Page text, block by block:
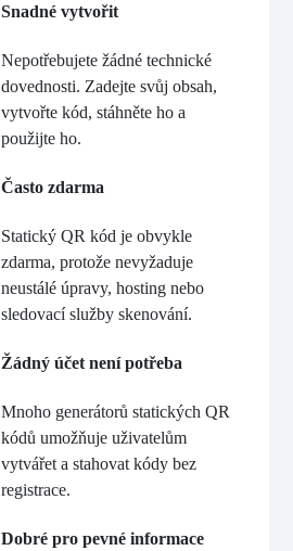
Snadné vytvořit
Nepotřebujete žádné technické
dovednosti. Zadejte svůj obsah,
vytvořte kód, stáhněte ho a
použijte ho.
Často zdarma
Statický QR kód je obvykle
zdarma, protože nevyžaduje
neustálé úpravy, hosting nebo
sledovací služby skenování.
Žádný účet není potřeba
Mnoho generátorů statických QR
kódů umožňuje uživatelům
vytvářet a stahovat kódy bez
registrace.
Dobré pro pevné informace